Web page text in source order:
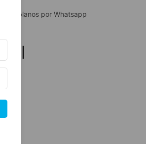
Hablanos por Whatsapp